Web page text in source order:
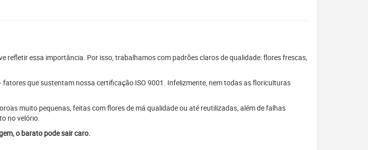
refletir essa importância. Por isso, trabalhamos com padrões claros de qualidade: flores frescas,
que sustentam nossa certificação ISO 9001. Infelizmente, nem todas as floriculturas
muito pequenas, feitas com flores de má qualidade ou até reutilizadas, além de falhas
no velório.
o barato pode sair caro.